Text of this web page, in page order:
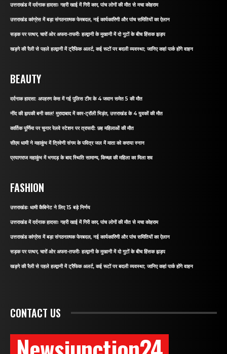
उत्तराखंड में दर्दनाक हादसाः गहरी खाई में गिरी कार, पांच लोगों की मौत से मचा कोहराम
उत्तराखंड कांग्रेस में बड़ा संगठनात्मक फेरबदल, नई कार्यकारिणी और पांच समितियों का ऐलान
सड़क पर पत्थर, चारों ओर अफरा-तफरीः हल्द्वानी के मुखानी में दो गुटों के बीच हिंसक झड़प
खड़गे की रैली से पहले हल्द्वानी में ट्रैफिक अलर्ट, कई रूटों पर बदली व्यवस्था; जानिए कहां पार्क होंगे वाहन
BEAUTY
दर्दनाक हादसा: अपहरण केस में गई पुलिस टीम के 4 जवान समेत 5 की मौत
नींद की झपकी बनी काल! मुरादाबाद में कार-ट्रॉली भिड़ंत, उत्तराखंड के 4 युवकों की मौत
कार्तिक पूर्णिमा पर चुनार रेलवे स्टेशन पर त्रासदी: छह महिलाओं की मौत
सीएम धामी ने महाकुंभ में त्रिवेणी संगम के पवित्र जल में माता को कराया स्नान
प्रयागराज महाकुंभ में भगदड़ के बाद स्थिति सामान्य, किच्छा की महिला का मिला शव
FASHION
उत्तराखंडः धामी कैबिनेट ने लिए 15 बड़े निर्णय
उत्तराखंड में दर्दनाक हादसाः गहरी खाई में गिरी कार, पांच लोगों की मौत से मचा कोहराम
उत्तराखंड कांग्रेस में बड़ा संगठनात्मक फेरबदल, नई कार्यकारिणी और पांच समितियों का ऐलान
सड़क पर पत्थर, चारों ओर अफरा-तफरीः हल्द्वानी के मुखानी में दो गुटों के बीच हिंसक झड़प
खड़गे की रैली से पहले हल्द्वानी में ट्रैफिक अलर्ट, कई रूटों पर बदली व्यवस्था; जानिए कहां पार्क होंगे वाहन
CONTACT US